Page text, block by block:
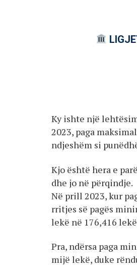
Ky ishte një
2023, paga
ndjeshëm si
Kjo është hera e
dhe jo në përqindje.
Në prill 2023, kur
rritjes së pagës
lekë në 176,416
Pra, ndërsa paga
mijë lekë, duke